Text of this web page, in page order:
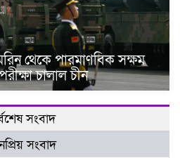
থেকে পারমাণবিক সক্ষম
চালাল চীন
সংবাদ
সংবাদ